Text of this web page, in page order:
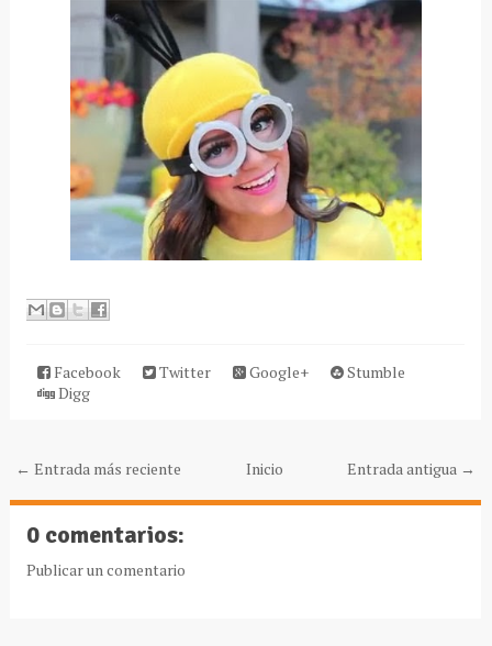
Facebook Twitter Google+
Stumble
Digg
← Entrada más reciente Entrada antigua →
Inicio
0 comentarios:
Publicar un comentario